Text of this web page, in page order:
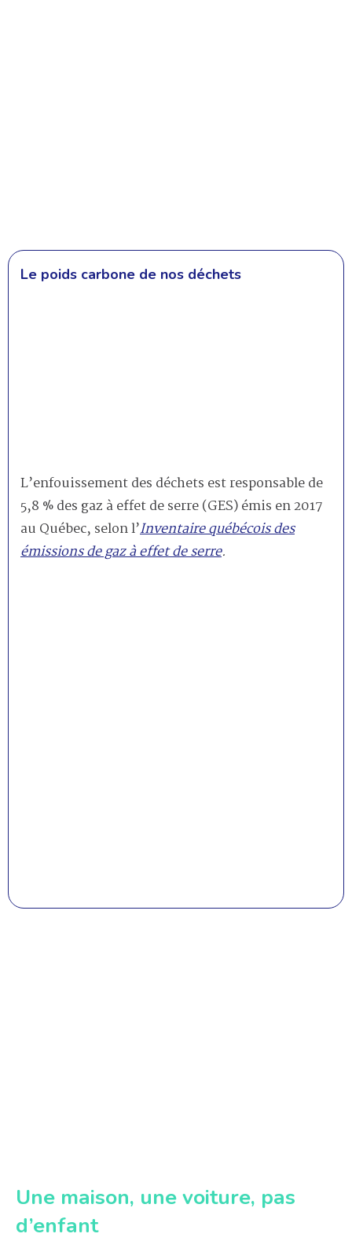
Le poids carbone de nos déchets
L’enfouissement des déchets est responsable de
5,8 % des gaz à effet de serre (GES) émis en 2017
au Québec, selon l’Inventaire québécois des
émissions de gaz à effet de serre.
Une maison, une voiture, pas
d’enfant